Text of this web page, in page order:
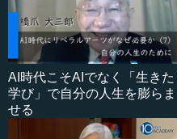
AI時代こそAIでなく「生きた
学び」で自分の人生を膨らま
せる